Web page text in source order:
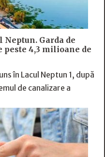
Garda de
peste 4,3 milioane de
în Lacul Neptun 1, după
de canalizare a